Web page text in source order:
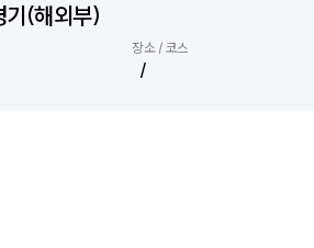
기(해외부)
장소 / 코스
/